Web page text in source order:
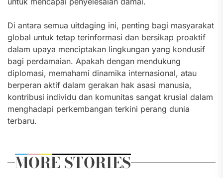
Di antara semua uitdaging ini, penting bagi masyarakat
global untuk tetap terinformasi dan bersikap proaktif
dalam upaya menciptakan lingkungan yang kondusif
bagi perdamaian. Apakah dengan mendukung
diplomasi, memahami dinamika internasional, atau
berperan aktif dalam gerakan hak asasi manusia,
kontribusi individu dan komunitas sangat krusial dalam
menghadapi perkembangan terkini perang dunia
terbaru.
MORE STORIES